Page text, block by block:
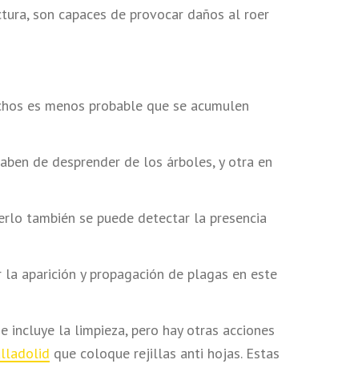
son capaces de provocar daños al roer
es menos probable que se acumulen
de desprender de los árboles, y otra en
también se puede detectar la presencia
aparición y propagación de plagas en este
incluye la limpieza, pero hay otras acciones
que coloque rejillas anti hojas. Estas